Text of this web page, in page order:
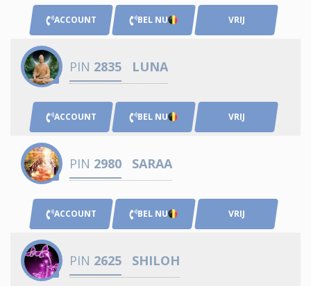
ACCOUNT BEL NU VRIJ
PIN 2835 LUNA
ACCOUNT BEL NU VRIJ
PIN 2980 SARAA
ACCOUNT BEL NU VRIJ
PIN 2625 SHILOH